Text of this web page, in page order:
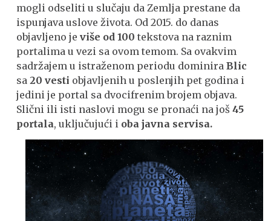
mogli odseliti u slučaju da Zemlja prestane da
ispunjava uslove života. Od 2015. do danas
objavljeno jeviše od 100tekstova na raznim
portalima u vezi sa ovom temom. Sa ovakvim
sadržajem u istraženom periodu dominiraBlic
sa20 vesti objavljenih u poslenjih pet godina i
jedini je portal sa dvocifrenim brojem objava.
Slični ili isti naslovi mogu se pronaći na još45
portala, uključujući i oba javna servisa.